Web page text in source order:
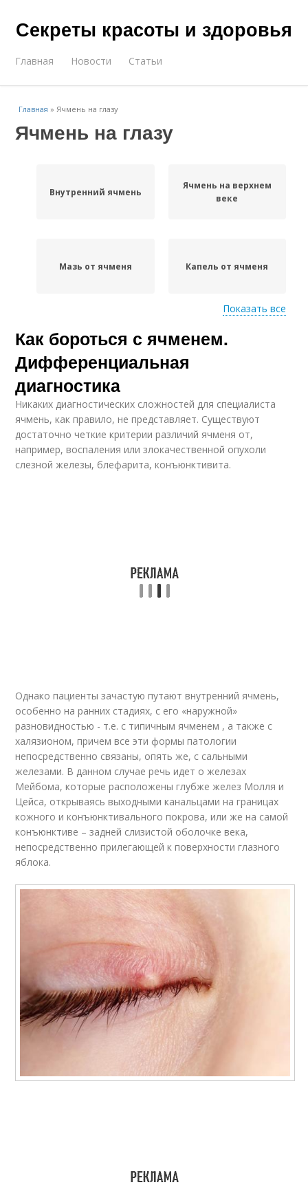
Секреты красоты и здоровья
Главная Новости Статьи
Главная »Ячмень на глазу
Ячмень на глазу
Внутренний ячмень
Ячмень на верхнем
веке
Мазь от ячменя Капель от ячменя
Примочки для глаз Капли от ячменя
Ячмень на нижнем
веке
Глазной ячмень
Показать все
Как бороться с ячменем.
Дифференциальная
диагностика
Никаких диагностических сложностей для специалиста
ячмень, как правило, не представляет. Существуют
достаточно четкие критерии различий ячменя от,
например, воспаления или злокачественной опухоли
слезной железы, блефарита, конъюнктивита.
Однако пациенты зачастую путают внутренний ячмень,
особенно на ранних стадиях, с его «наружной»
разновидностью - т.е. с типичным ячменем , а также с
халязионом, причем все эти формы патологии
непосредственно связаны, опять же, с сальными
железами. В данном случае речь идет о железах
Мейбома, которые расположены глубже желез Молля и
Цейса, открываясь выходными канальцами на границах
кожного и конъюнктивального покрова, или же на самой
конъюнктиве – задней слизистой оболочке века,
непосредственно прилегающей к поверхности глазного
яблока.